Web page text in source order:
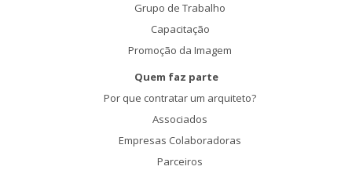
Grupo de Trabalho
Capacitação
Promoção da Imagem
Quem faz parte
Por que contratar um arquiteto?
Associados
Empresas Colaboradoras
Parceiros